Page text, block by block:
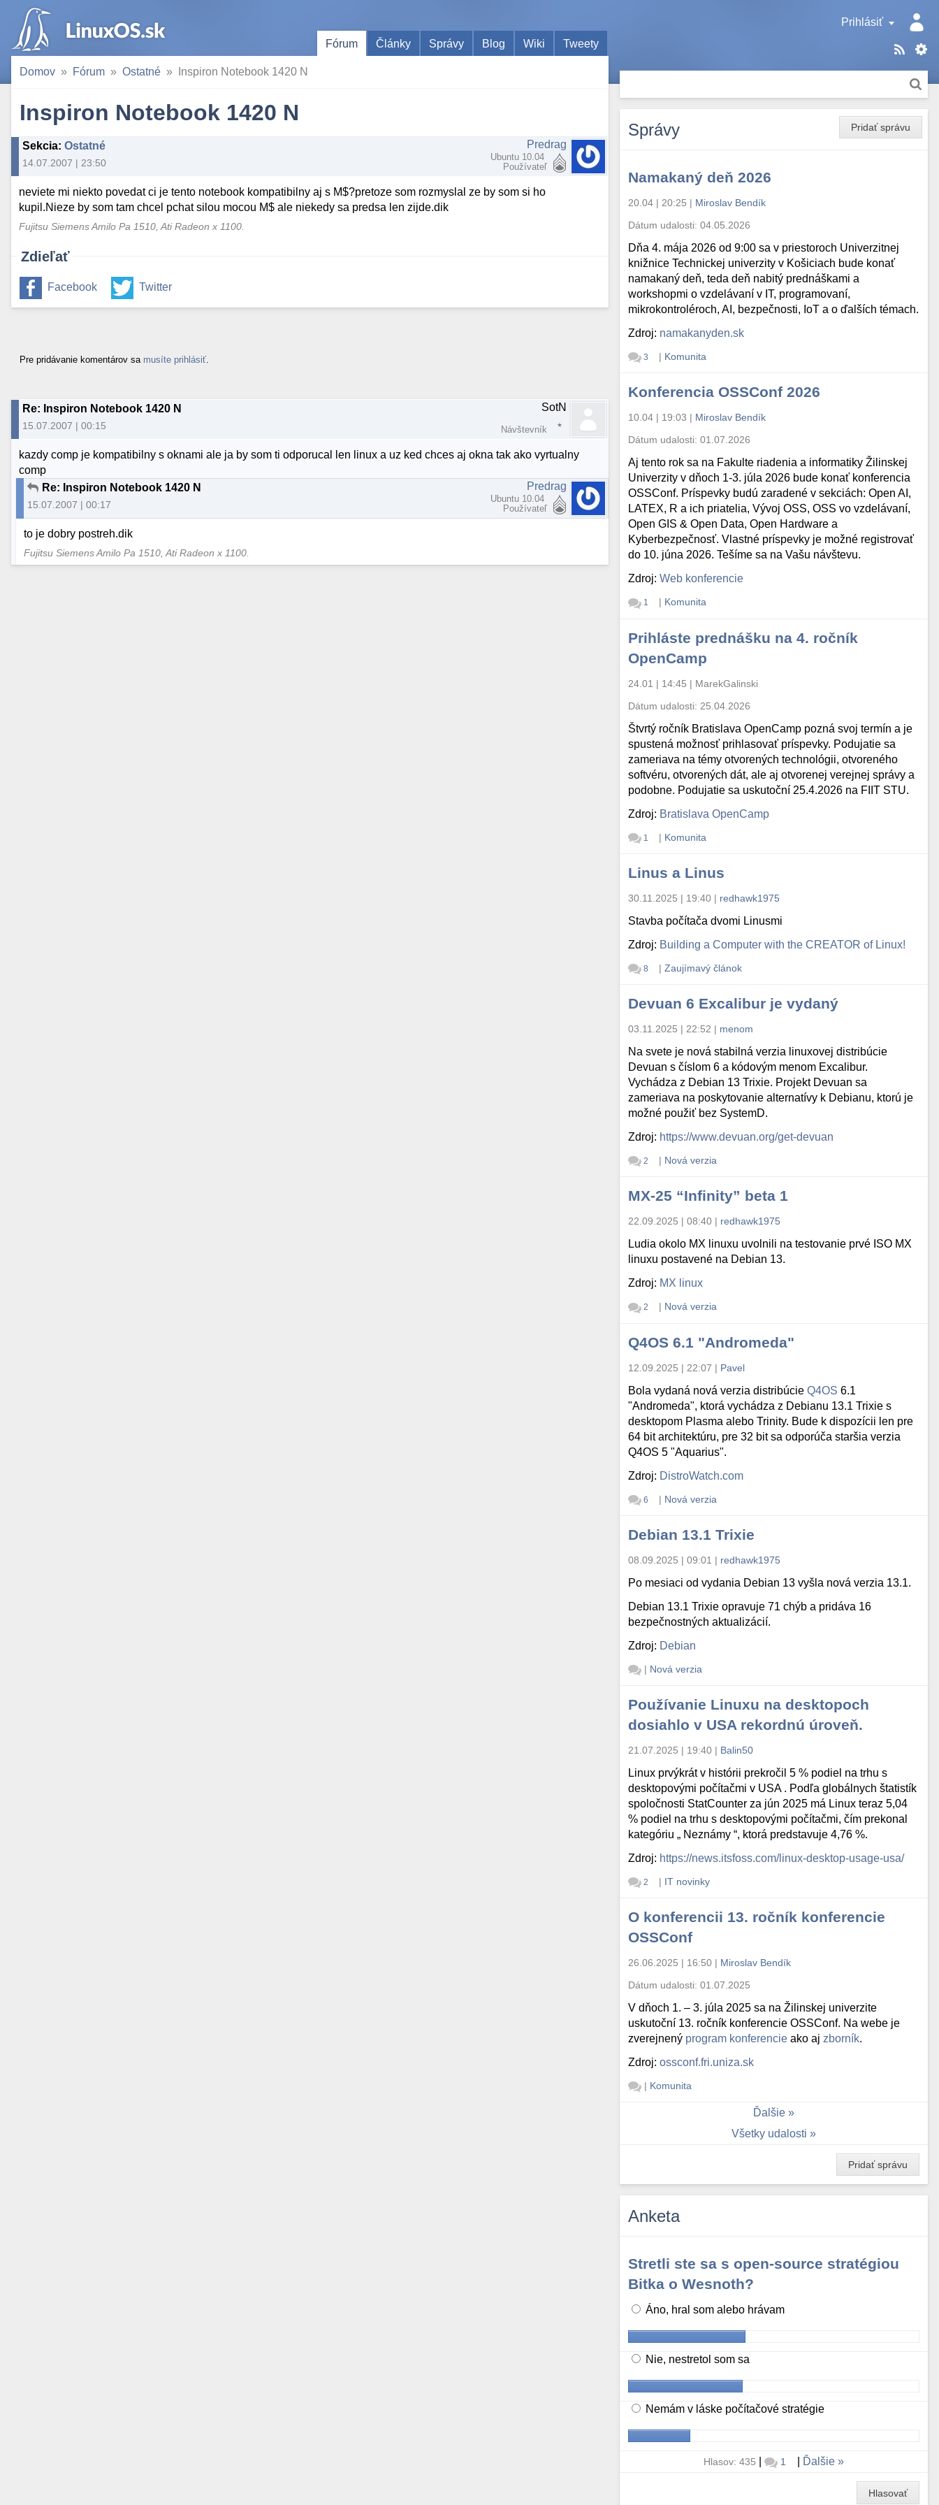
Prihlásiť
Fórum
Články Správy Blog Wiki Tweety
Domov Fórum Ostatné Inspiron Notebook 1420 N
Inspiron Notebook 1420 N
Sekcia: Ostatné
14.07.2007 | 23:50
Predrag
Ubuntu 10.04
Používateľ
neviete mi niekto povedat ci je tento notebook kompatibilny aj s M$?pretoze som rozmyslal ze by som si ho
kupil.Nieze by som tam chcel pchat silou mocou M$ ale niekedy sa predsa len zijde.dik
Fujitsu Siemens Amilo Pa 1510, Ati Radeon x 1100.
Zdieľať
Facebook Twitter
Pre pridávanie komentárov sa musíte prihlásiť
Re: Inspiron Notebook 1420 N
15.07.2007 | 00:15
SotN
Návštevník
kazdy comp je kompatibilny s oknami ale ja by som ti odporucal len linux a uz ked chces aj okna tak ako vyrtualny
comp
Re: Inspiron Notebook 1420 N
15.07.2007 | 00:17
Predrag
Ubuntu 10.04
Používateľ
to je dobry postreh.dik
Fujitsu Siemens Amilo Pa 1510, Ati Radeon x 1100.
Pridať správu
Správy
Namakaný deň 2026
20.04 | 20:25 | Miroslav Bendík
Dátum udalosti:04.05.2026
Dňa 4. mája 2026 od 9:00 sa v priestoroch Univerzitnej
knižnice Technickej univerzity v Košiciach bude konať
namakaný deň, teda deň nabitý prednáškami a
workshopmi o vzdelávaní v IT, programovaní,
mikrokontroléroch, AI, bezpečnosti, IoT a o ďalších témach.
Zdroj: namakanyden.sk
3 | Komunita
Konferencia OSSConf 2026
10.04 | 19:03 | Miroslav Bendík
Dátum udalosti:01.07.2026
Aj tento rok sa na Fakulte riadenia a informatiky Žilinskej
Univerzity v dňoch 1-3. júla 2026 bude konať konferencia
OSSConf. Príspevky budú zaradené v sekciách: Open AI,
LATEX, R a ich priatelia, Vývoj OSS, OSS vo vzdelávaní,
Open GIS & Open Data, Open Hardware a
Kyberbezpečnosť. Vlastné príspevky je možné registrovať
do 10. júna 2026. Tešíme sa na Vašu návštevu.
Zdroj:Web konferencie
1 | Komunita
Prihláste prednášku na 4. ročník
OpenCamp
24.01 | 14:45 | MarekGalinski
Dátum udalosti: 25.04.2026
Štvrtý ročník Bratislava OpenCamp pozná svoj termín a je
spustená možnosť prihlasovať príspevky. Podujatie sa
zameriava na témy otvorených technológii, otvoreného
softvéru, otvorených dát, ale aj otvorenej verejnej správy a
podobne. Podujatie sa uskutoční 25.4.2026 na FIIT STU.
Zdroj: Bratislava OpenCamp
1 | Komunita
Linus a Linus
30.11.2025 | 19:40 | redhawk1975
Stavba počítača dvomi Linusmi
Zdroj: Building a Computer with the CREATOR of Linux!
8 | Zaujímavý článok
Devuan 6 Excalibur je vydaný
03.11.2025 | 22:52 | menom
Na svete je nová stabilná verzia linuxovej distribúcie
Devuan s číslom 6 a kódovým menom Excalibur.
Vychádza z Debian 13 Trixie. Projekt Devuan sa
zameriava na poskytovanie alternatívy k Debianu, ktorú je
možné použiť bez SystemD.
Zdroj: https://www.devuan.org/get-devuan
2 | Nová verzia
MX-25 “Infinity” beta 1
22.09.2025 | 08:40 | redhawk1975
Ludia okolo MX linuxu uvolnili na testovanie prvé ISO MX
linuxu postavené na Debian 13.
Zdroj: MX linux
2 | Nová verzia
Q4OS 6.1 "Andromeda"
12.09.2025 | 22:07 | Pavel
Bola vydaná nová verzia distribúcieQ4OS 6.1
"Andromeda", ktorá vychádza z Debianu 13.1 Trixie s
desktopom Plasma alebo Trinity. Bude k dispozícii len pre
64 bit architektúru, pre 32 bit sa odporúča staršia verzia
Q4OS 5 "Aquarius".
Zdroj: DistroWatch.com
6 | Nová verzia
Debian 13.1 Trixie
08.09.2025 | 09:01 | redhawk1975
Po mesiaci od vydania Debian 13 vyšla nová verzia 13.1.
Debian 13.1 Trixie opravuje 71 chýb a pridáva 16
bezpečnostných aktualizácií.
Zdroj: Debian
| Nová verzia
Používanie Linuxu na desktopoch
dosiahlo v USA rekordnú úroveň.
21.07.2025 | 19:40 | Balin50
Linux prvýkrát v histórii prekročil 5 % podiel na trhu s
desktopovými počítačmi v USA . Podľa globálnych štatistík
spoločnosti StatCounter za jún 2025 má Linux teraz 5,04
% podiel na trhu s desktopovými počítačmi, čím prekonal
kategóriu „ Neznámy “, ktorá predstavuje 4,76 %.
Zdroj: https://news.itsfoss.com/linux-desktop-usage-usa/
2 | IT novinky
O konferencii 13. ročník konferencie
OSSConf
26.06.2025 | 16:50 | Miroslav Bendík
Dátum udalosti:01.07.2025
V dňoch 1. – 3. júla 2025 sa na Žilinskej univerzite
uskutoční 13. ročník konferencie OSSConf. Na webe je
zverejnený program konferencie ako aj zborník.
Zdroj:ossconf.fri.uniza.sk
| Komunita
Ďalšie
Všetky udalosti
Pridať správu
Anketa
Stretli ste sa s open-source stratégiou
Bitka o Wesnoth?
Áno, hral som alebo hrávam
Nie, nestretol som sa
Nemám v láske počítačové stratégie
Hlasov: 435 | 1 Ďalšie
Hlasovať